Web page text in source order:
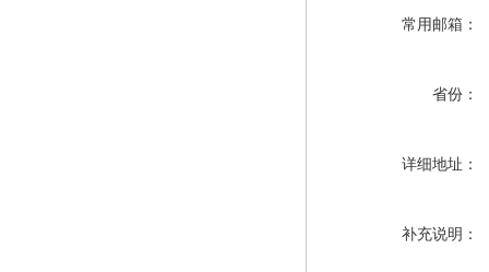
常用邮箱：
省份：
详细地址：
补充说明：